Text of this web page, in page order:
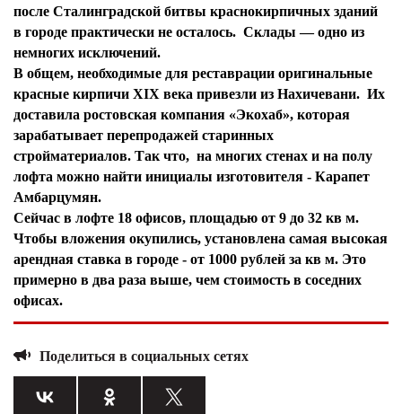
после Сталинградской битвы краснокирпичных зданий
в городе практически не осталось. Склады — одно из
немногих исключений.
В общем, необходимые для реставрации оригинальные
красные кирпичи XIX века привезли из Нахичевани. Их
доставила ростовская компания «Экохаб», которая
зарабатывает перепродажей старинных
стройматериалов. Так что, на многих стенах и на полу
лофта можно найти инициалы изготовителя - Карапет
Амбарцумян.
Сейчас в лофте 18 офисов, площадью от 9 до 32 кв м.
Чтобы вложения окупились, установлена самая высокая
арендная ставка в городе - от 1000 рублей за кв м. Это
примерно в два раза выше, чем стоимость в соседних
офисах.
Поделиться в социальных сетях